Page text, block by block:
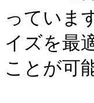
っていま
イズを最
ことが可